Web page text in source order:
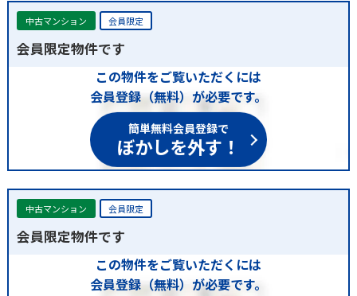
中古マンション 会員限定
会員限定物件です
この物件をご覧いただくには
会員登録（無料）が必要です。
簡単無料会員登録で
ぼかしを外す！
中古マンション 会員限定
会員限定物件です
この物件をご覧いただくには
会員登録（無料）が必要です。